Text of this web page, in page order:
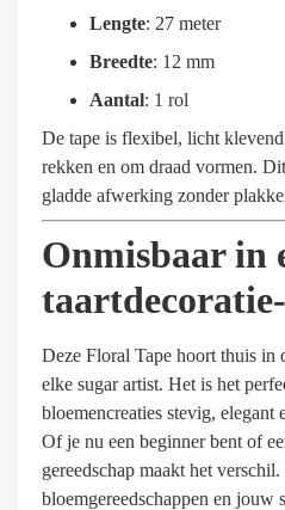
Lengte: 27 meter
Breedte: 12 mm
Aantal: 1 rol
De tape is flexibel, licht
rekken en om draad vormen.
gladde afwerking zonder
Onmisbaar in
Deze Floral Tape hoort thuis in
elke sugar artist. Het is het
bloemencreaties stevig, elegant
Of je nu een beginner bent of
gereedschap maakt het
bloemgereedschappen en jouw